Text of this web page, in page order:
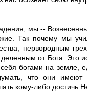
мы --
Так почему мы
первородным
от Бога. Это
богами на земле,
что они
кому-либо достичь